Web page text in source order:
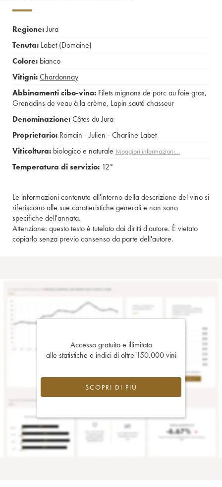
Regione:Jura
Tenuta: Labet (Domaine)
Colore: bianco
Vitigni:Chardonnay
Abbinamenti cibo-vino: Filets mignons de porc au foie gras,
Grenadins de veau à la crème, Lapin sauté chasseur
Denominazione:Côtes du Jura
Proprietario: Romain - Julien - Charline Labet
Viticoltura: biologico e naturale Maggiori informazioni…
Temperatura di servizio: 12°
Le informazioni contenute all'interno della descrizione del vino si
riferiscono alle sue caratteristiche generali e non sono
specifiche dell'annata.
Attenzione: questo testo è tutelato dai diritti d'autore. È vietato
copiarlo senza previo consenso da parte dell'autore.
Accesso gratuito e illimitato
alle statistiche e indici di oltre 150.000 vini
SCOPRI DI PIÙ